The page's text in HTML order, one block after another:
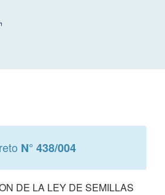
N° 438/004
DE LA LEY DE SEMILLAS